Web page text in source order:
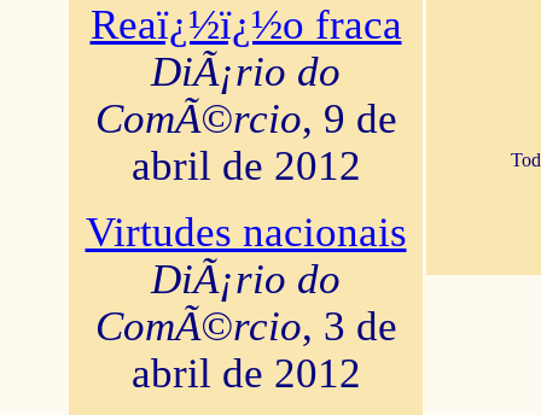
Reaï¿½ï¿½o fraca
DiÃ¡rio do
ComÃ©rcio, 9 de
abril de 2012
Virtudes nacionais
DiÃ¡rio do
ComÃ©rcio, 3 de
abril de 2012